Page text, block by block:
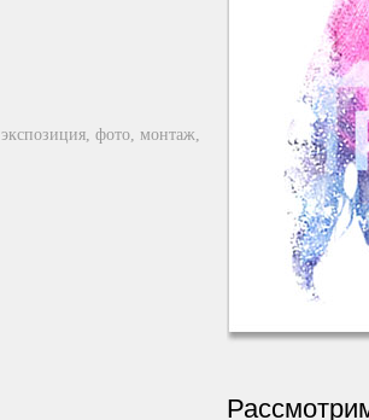
экспозиция, фото, монтаж,